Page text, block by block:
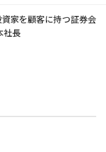
家を顧客に持つ証券会
社長